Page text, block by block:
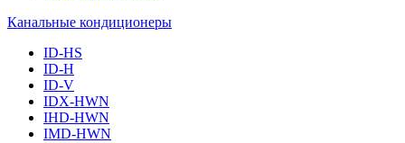
Канальные кондиционеры
ID-HS
ID-H
ID-V
IDX-HWN
IHD-HWN
IMD-HWN